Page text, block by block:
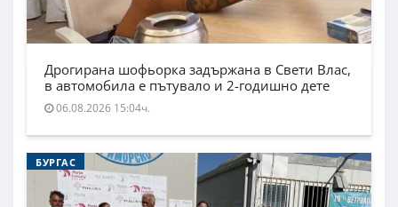
Дрогирана шофьорка задържана в Свети Влас,
в автомобила е пътувало и 2-годишно дете
06.08.2026 15:04ч.
БУРГАС